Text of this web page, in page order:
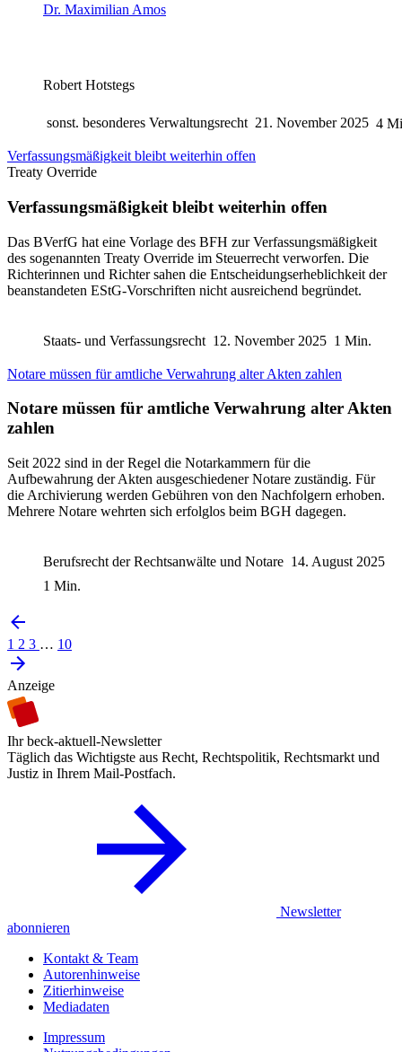
Dr. Maximilian Amos
Robert Hotstegs
sonst. besonderes Verwaltungsrecht 21. November 2025 4
Verfassungsmäßigkeit bleibt weiterhin offen
Treaty Override
Verfassungsmäßigkeit bleibt weiterhin offen
Das BVerfG hat eine Vorlage des BFH zur Verfassungsmäßigkeit
des sogenannten Treaty Override im Steuerrecht verworfen. Die
Richterinnen und Richter sahen die Entscheidungserheblichkeit der
beanstandeten EStG-Vorschriften nicht ausreichend begründet.
Staats- und Verfassungsrecht 12. November 2025 1 Min.
Notare müssen für amtliche Verwahrung alter Akten zahlen
Notare müssen für amtliche Verwahrung alter Akten
zahlen
Seit 2022 sind in der Regel die Notarkammern für die
Aufbewahrung der Akten ausgeschiedener Notare zuständig. Für
die Archivierung werden Gebühren von den Nachfolgern erhoben.
Mehrere Notare wehrten sich erfolglos beim BGH dagegen.
Berufsrecht der Rechtsanwälte und Notare 14. August 2025
1 Min.
1 2 3 … 10
Anzeige
Ihr beck-aktuell-Newsletter
Täglich das Wichtigste aus Recht, Rechtspolitik, Rechtsmarkt und
Justiz in Ihrem Mail-Postfach.
Newsletter
abonnieren
Kontakt & Team
Autorenhinweise
Zitierhinweise
Mediadaten
Impressum